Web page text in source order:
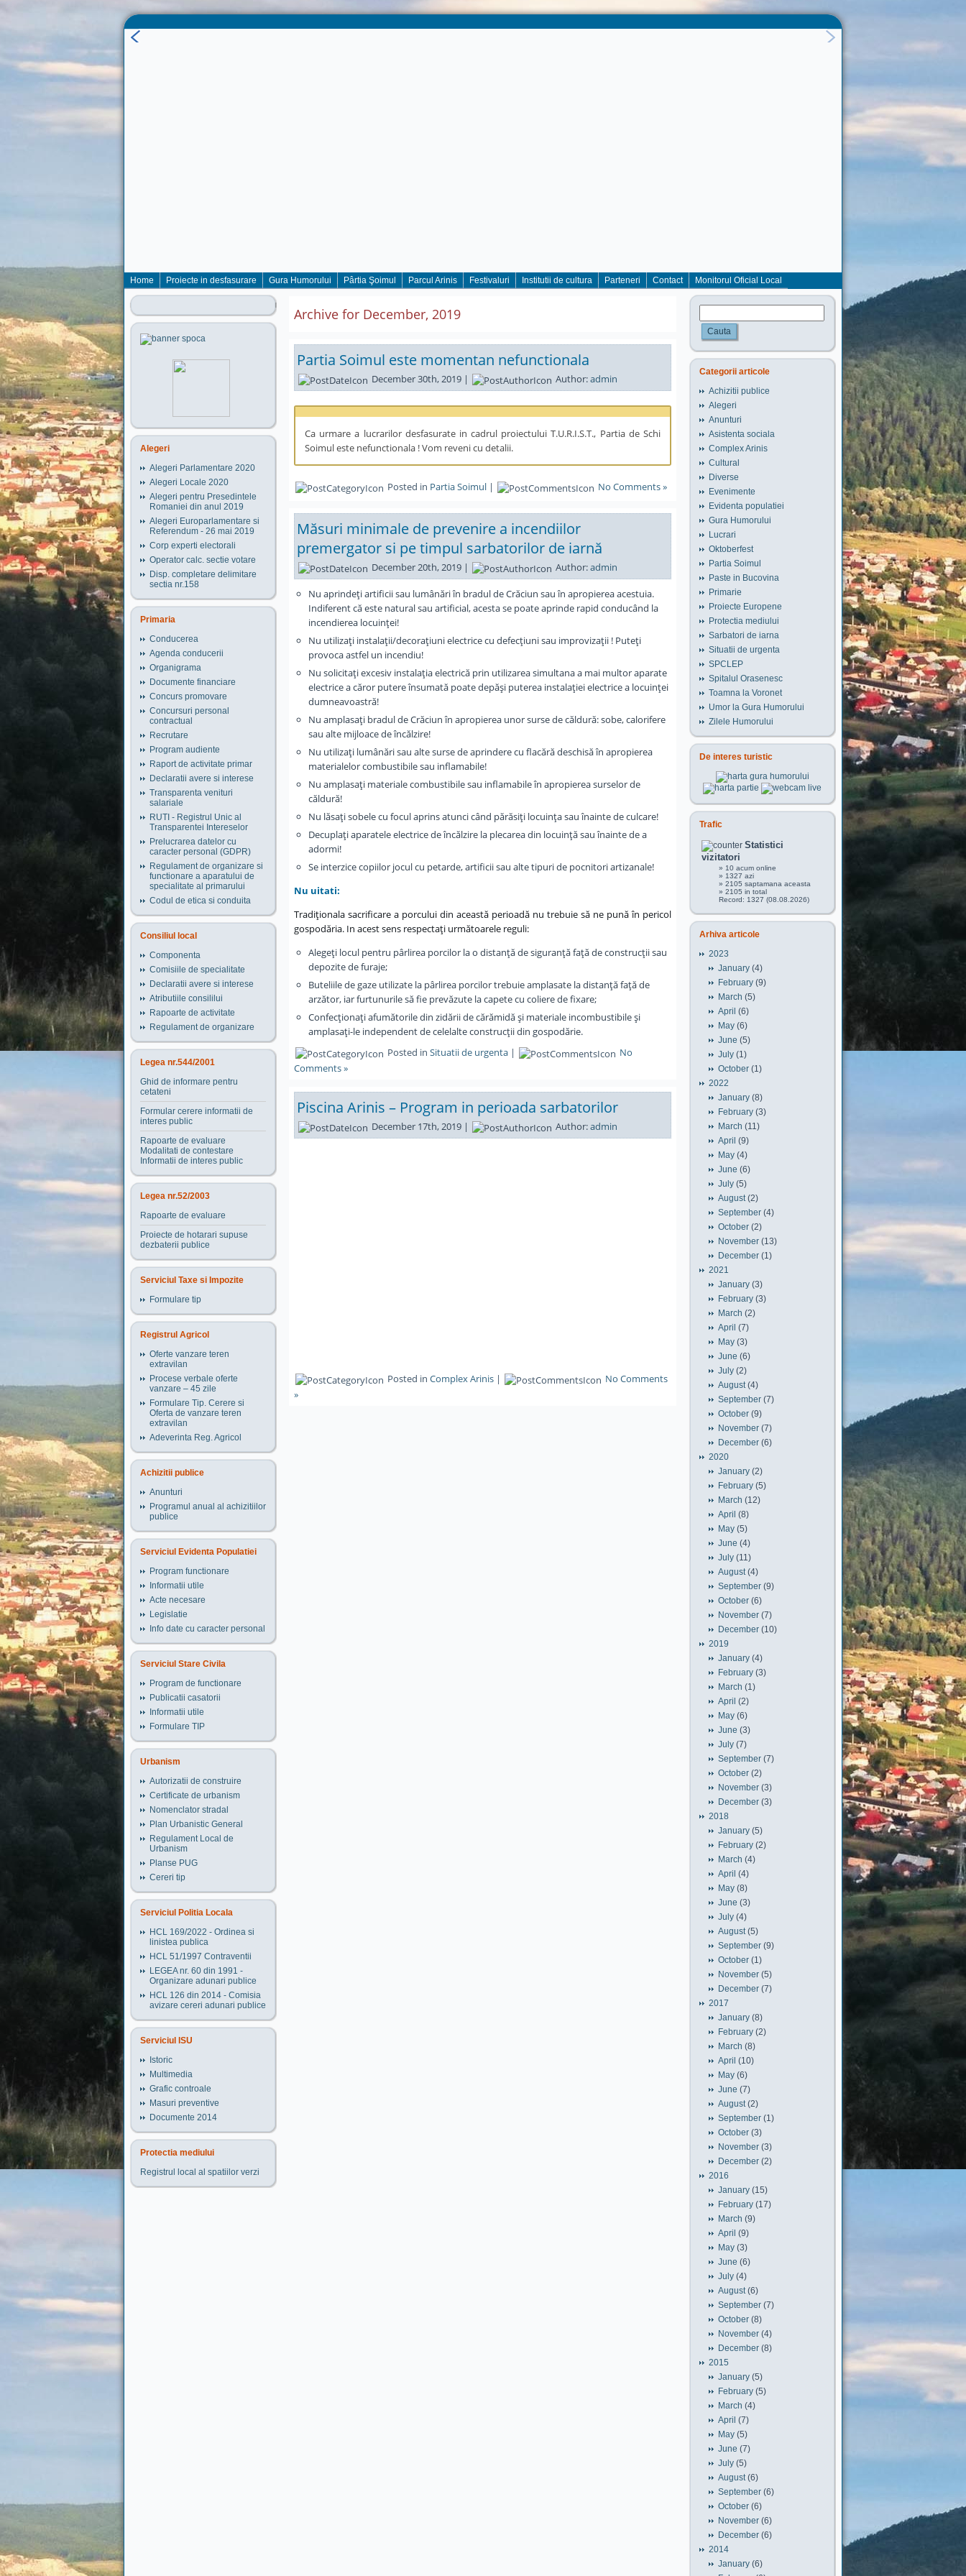
Home Proiecte in desfasurare Gura Humorului Pârtia Şoimul Parcul Arinis Festivaluri Institutii de cultura Parteneri Contact Monitorul Oficial Local
Alegeri
Alegeri Parlamentare 2020
Alegeri Locale 2020
Alegeri pentru Presedintele
Romaniei din anul 2019
Alegeri Europarlamentare si
Referendum - 26 mai 2019
Corp experti electorali
Operator calc. sectie votare
Disp. completare delimitare
sectia nr.158
Primaria
Conducerea
Agenda conducerii
Organigrama
Documente financiare
Concurs promovare
Concursuri personal
contractual
Recrutare
Program audiente
Raport de activitate primar
Declaratii avere si interese
Transparenta venituri
salariale
RUTI - Registrul Unic al
Transparentei Intereselor
Prelucrarea datelor cu
caracter personal (GDPR)
Regulament de organizare si
functionare a aparatului de
specialitate al primarului
Codul de etica si conduita
Consiliul local
Componenta
Comisiile de specialitate
Declaratii avere si interese
Atributiile consililui
Rapoarte de activitate
Regulament de organizare
Legea nr.544/2001
Ghid de informare pentru
cetateni
Formular cerere informatii de
interes public
Rapoarte de evaluare
Modalitati de contestare
Informatii de interes public
Legea nr.52/2003
Rapoarte de evaluare
Proiecte de hotarari supuse
dezbaterii publice
Serviciul Taxe si Impozite
Formulare tip
Registrul Agricol
Oferte vanzare teren
extravilan
Procese verbale oferte
vanzare – 45 zile
Formulare Tip. Cerere si
Oferta de vanzare teren
extravilan
Adeverinta Reg. Agricol
Achizitii publice
Anunturi
Programul anual al achizitiilor
publice
Serviciul Evidenta Populatiei
Program functionare
Informatii utile
Acte necesare
Legislatie
Info date cu caracter personal
Serviciul Stare Civila
Program de functionare
Publicatii casatorii
Informatii utile
Formulare TIP
Urbanism
Autorizatii de construire
Certificate de urbanism
Nomenclator stradal
Plan Urbanistic General
Regulament Local de
Urbanism
Planse PUG
Cereri tip
Serviciul Politia Locala
HCL 169/2022 - Ordinea si
linistea publica
HCL 51/1997 Contraventii
LEGEA nr. 60 din 1991 -
Organizare adunari publice
HCL 126 din 2014 - Comisia
avizare cereri adunari publice
Serviciul ISU
Istoric
Multimedia
Grafic controale
Masuri preventive
Documente 2014
Protectia mediului
Registrul local al spatiilor verzi
Archive for December, 2019
Partia Soimul este momentan nefunctionala
December 30th, 2019 | Author:admin
Ca urmare a lucrarilor desfasurate in cadrul proiectului T.U.R.I.S.T., Partia de Schi
Soimul este nefunctionala ! Vom reveni cu detalii.
Posted in Partia Soimul | No Comments »
Măsuri minimale de prevenire a incendiilor
premergator si pe timpul sarbatorilor de iarnă
December 20th, 2019 | Author:admin
Nu aprindeţi artificii sau lumânări în bradul de Crăciun sau în apropierea acestuia.
Indiferent că este natural sau artificial, acesta se poate aprinde rapid conducând la
incendierea locuinţei!
Nu utilizaţi instalaţii/decoraţiuni electrice cu defecţiuni sau improvizaţii ! Puteţi
provoca astfel un incendiu!
Nu solicitaţi excesiv instalaţia electrică prin utilizarea simultana a mai multor aparate
electrice a căror putere însumată poate depăşi puterea instalaţiei electrice a locuinţei
dumneavoastră!
Nu amplasaţi bradul de Crăciun în apropierea unor surse de căldură: sobe, calorifere
sau alte mijloace de încălzire!
Nu utilizaţi lumânări sau alte surse de aprindere cu flacără deschisă în apropierea
materialelor combustibile sau inflamabile!
Nu amplasaţi materiale combustibile sau inflamabile în apropierea surselor de
căldură!
Nu lăsaţi sobele cu focul aprins atunci când părăsiţi locuinţa sau înainte de culcare!
Decuplaţi aparatele electrice de încălzire la plecarea din locuinţă sau înainte de a
adormi!
Se interzice copiilor jocul cu petarde, artificii sau alte tipuri de pocnitori artizanale!
Nu uitati:
Tradiţionala sacrificare a porcului din această perioadă nu trebuie să ne pună în pericol
gospodăria. In acest sens respectaţi următoarele reguli:
Alegeţi locul pentru pârlirea porcilor la o distanţă de siguranţă faţă de construcţii sau
depozite de furaje;
Buteliile de gaze utilizate la pârlirea porcilor trebuie amplasate la distanţă faţă de
arzător, iar furtunurile să fie prevăzute la capete cu coliere de fixare;
Confecţionaţi afumătorile din zidării de cărămidă şi materiale incombustibile şi
amplasaţi-le independent de celelalte construcţii din gospodărie.
Posted in Situatii de urgenta |
No
Comments »
Piscina Arinis – Program in perioada sarbatorilor
December 17th, 2019 | Author:admin
Posted in Complex Arinis |
No Comments
»
Cauta
Categorii articole
Achizitii publice
Alegeri
Anunturi
Asistenta sociala
Complex Arinis
Cultural
Diverse
Evenimente
Evidenta populatiei
Gura Humorului
Lucrari
Oktoberfest
Partia Soimul
Paste in Bucovina
Primarie
Proiecte Europene
Protectia mediului
Sarbatori de iarna
Situatii de urgenta
SPCLEP
Spitalul Orasenesc
Toamna la Voronet
Umor la Gura Humorului
Zilele Humorului
De interes turistic
Trafic
Statistici
vizitatori
» 10 acum online
» 1327 azi
» 2105 saptamana aceasta
» 2105 in total
Record: 1327 (08.08.2026)
Arhiva articole
2023
January (4)
February (9)
March (5)
April (6)
May (6)
June (5)
July (1)
October (1)
2022
January (8)
February (3)
March (11)
April (9)
May (4)
June (6)
July (5)
August(2)
September (4)
October (2)
November (13)
December (1)
2021
January (3)
February (3)
March (2)
April (7)
May (3)
June (6)
July (2)
August(4)
September (7)
October (9)
November (7)
December (6)
2020
January (2)
February (5)
March (12)
April (8)
May (5)
June (4)
July (11)
August(4)
September (9)
October (6)
November (7)
December (10)
2019
January (4)
February (3)
March (1)
April (2)
May (6)
June (3)
July (7)
September (7)
October (2)
November (3)
December (3)
2018
January (5)
February (2)
March (4)
April (4)
May (8)
June (3)
July (4)
August(5)
September (9)
October (1)
November (5)
December (7)
2017
January (8)
February (2)
March (8)
April (10)
May (6)
June (7)
August(2)
September (1)
October (3)
November (3)
December (2)
2016
January (15)
February (17)
March (9)
April (9)
May (3)
June (6)
July (4)
August(6)
September (7)
October (8)
November (4)
December (8)
2015
January (5)
February (5)
March (4)
April (7)
May (5)
June (7)
July (5)
August(6)
September (6)
October (6)
November (6)
December (6)
2014
January (6)